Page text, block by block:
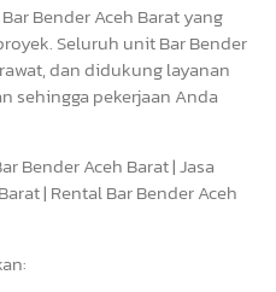
Bender Aceh Barat yang
Seluruh unit Bar Bender
dan didukung layanan
sehingga pekerjaan Anda
Bender Aceh Barat | Jasa
| Rental Bar Bender Aceh